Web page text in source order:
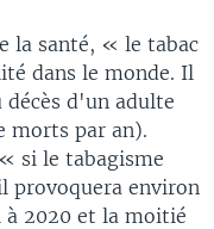
la santé, « le tabac
dans le monde. Il
d'un adulte
morts par an).
si le tabagisme
provoquera environ
2020 et la moitié